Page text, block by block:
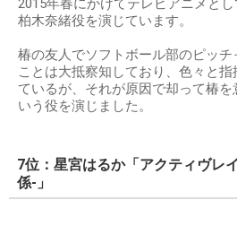
2015年春にかけてテレビアニメと
柏木奈緒役を演じています。
椿の友人でソフトボール部のピッ
ことは大抵察知しており、色々と
ているが、それが原因で却って椿を
いう役を演じました。
7位：星宮はるか「アクティヴレ
係-」